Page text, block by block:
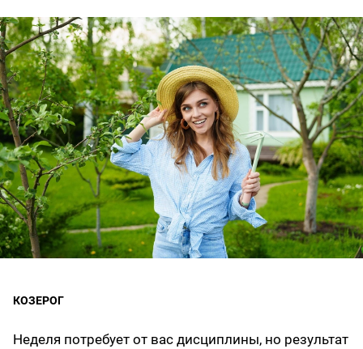
КОЗЕРОГ
Неделя потребует от вас дисциплины, но результат